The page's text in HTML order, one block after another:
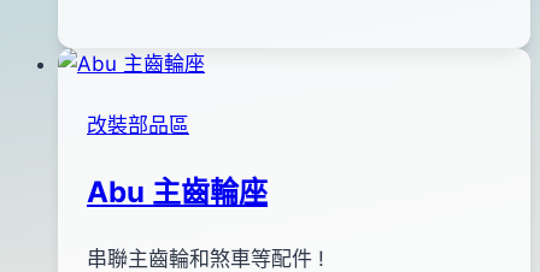
2016
年
月
02
日
器
改裝部品區
Abu 主齒輪座
Bybc
2012
串聯主齒輪和煞車等配件 !